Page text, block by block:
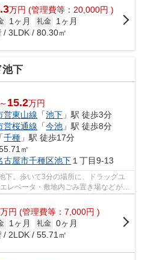
万円 (管理費等：20,000円 )
1ヶ月 礼金
1ヶ月
/ 3LDK / 80.30㎡
池下
15.2万円
営東山線 「池下 」駅 徒歩3分
営桜通線 「今池 」駅 徒歩8分
「千種 」駅 徒歩17分
㎡
古屋市千種区池下 １丁目9-13
下。歩いて3分の場所に、ドラッグユ
レベータ・敷地内ごみ置き場などが揃
...
万円 (管理費等：7,000円 )
1ヶ月 礼金 0ヶ月
/ 2LDK / 55.71㎡